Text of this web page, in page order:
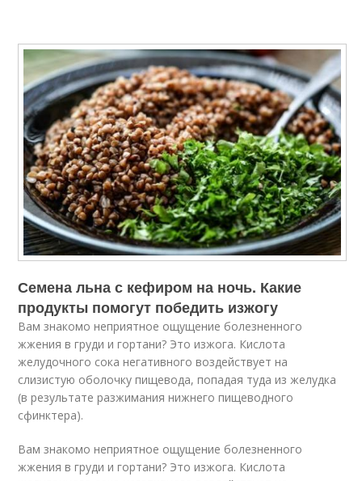
Семена льна с кефиром на ночь. Какие
продукты помогут победить изжогу
Вам знакомо неприятное ощущение болезненного
жжения в груди и гортани? Это изжога. Кислота
желудочного сока негативного воздействует на
слизистую оболочку пищевода, попадая туда из желудка
(в результате разжимания нижнего пищеводного
сфинктера).
Вам знакомо неприятное ощущение болезненного
жжения в груди и гортани? Это изжога. Кислота